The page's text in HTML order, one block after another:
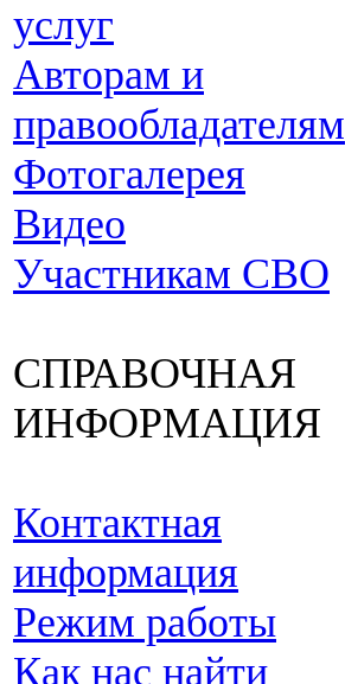
услуг
Авторам и
правообладателям
Фотогалерея
Видео
Участникам СВО
СПРАВОЧНАЯ
ИНФОРМАЦИЯ
Контактная
информация
Режим работы
Как нас найти